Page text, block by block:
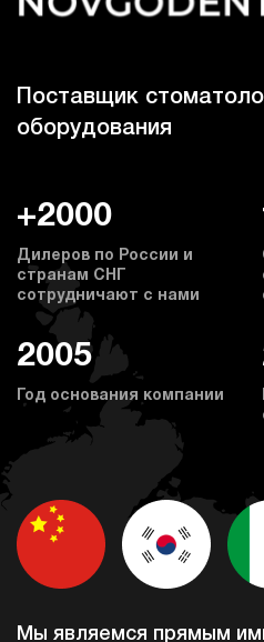
Поставщик
оборудования
+2000
Дилеров по России и
странам СНГ
сотрудничают с нами
2005
Год основания компании
Мы являемся прямым